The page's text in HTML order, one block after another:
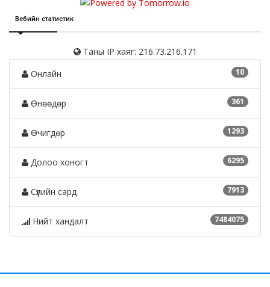
Вебийн статистик
Таны IP хаяг: 216.73.216.171
10
Онлайн
361
Өнөөдөр
1293
Өчигдөр
6295
Долоо хоногт
7913
Сүүлийн сард
7484075
Нийт хандалт